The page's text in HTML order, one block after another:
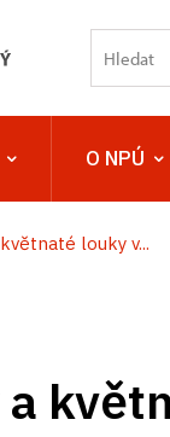
O NPÚ
louky v...